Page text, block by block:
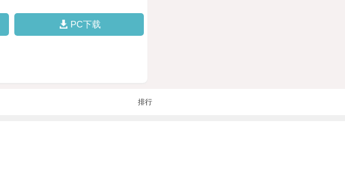
PC下载
排行